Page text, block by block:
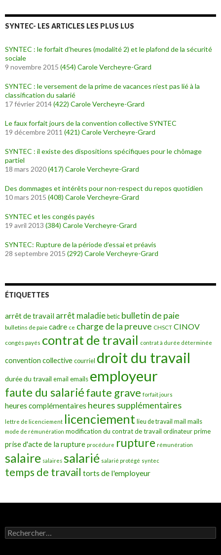
SYNTEC- LES ARTICLES LES PLUS LUS
SYNTEC : le forfait d’heures (modalité 2) et le plafond de la sécurité
sociale
9 novembre 2015 (454) Carole Vercheyre-Grard
SYNTEC : le versement de la prime de vacances n’est pas lié à la
classification du salarié
17 février 2014(422) Carole Vercheyre-Grard
Le faux forfait jours de la convention collective SYNTEC
19 décembre 2011 (421) Carole Vercheyre-Grard
SYNTEC : il existe des dispositions spécifiques pour le chômage
partiel
18 mars 2020(417) Carole Vercheyre-Grard
Des dommages et intérêts pour non-respect du repos quotidien
10 mars 2015 (408) Carole Vercheyre-Grard
SYNTEC et les congés payés
19 avril 2013 (384) Carole Vercheyre-Grard
SYNTEC: Rupture de la période d’essai et préavis
28 septembre 2015 (292) Carole Vercheyre-Grard
ÉTIQUETTES
arrêt de travail arrêt maladie betic bulletin de paie
bulletins de paie cadre ce charge de la preuve CHSCT CINOV
congés payés contrat de travail contrat à durée déterminée
convention collective courriel droit du travail
durée du travail email emails employeur
faute du salariéfaute grave forfait jours
heures complémentaires heures supplémentaires
lettre de licenciement licenciement lieu de travail mail mails
mode de rémunération modification du contrat de travail ordinateur prime
prise d'acte de la rupture procédure rupture rémunération
salaire salaires salarié salarié protégé syntec
temps de travail torts de l'employeur
Rechercher :